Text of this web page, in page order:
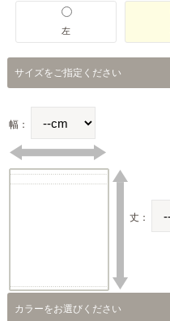
左
サイズをご指定ください
幅：
丈：
カラーをお選びください